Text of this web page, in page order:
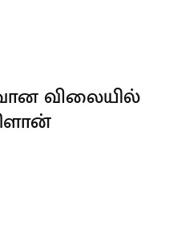
விலையில்